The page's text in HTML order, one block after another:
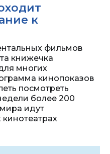
к
фильмов
книжечка
многих
кинопоказов
посмотреть
более 200
идут